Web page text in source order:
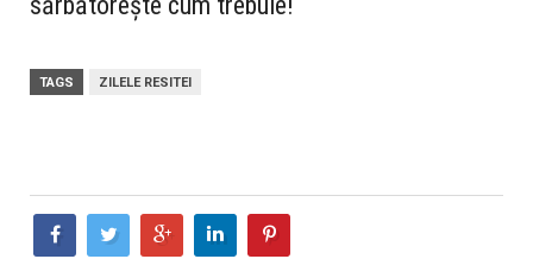
TAGS ZILELE RESITEI